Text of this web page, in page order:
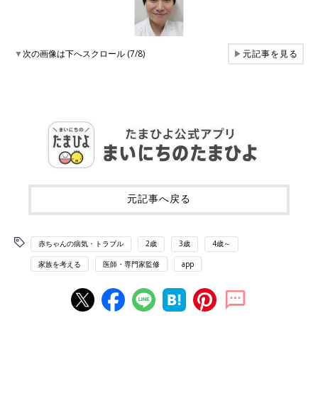
▼次の画像は下へスクロール (7/8) ▶元記事を見る
元記事へ戻る
赤ちゃんの病気・トラブル 2歳 3歳 4歳～
家族を考える 医師・専門家監修 app